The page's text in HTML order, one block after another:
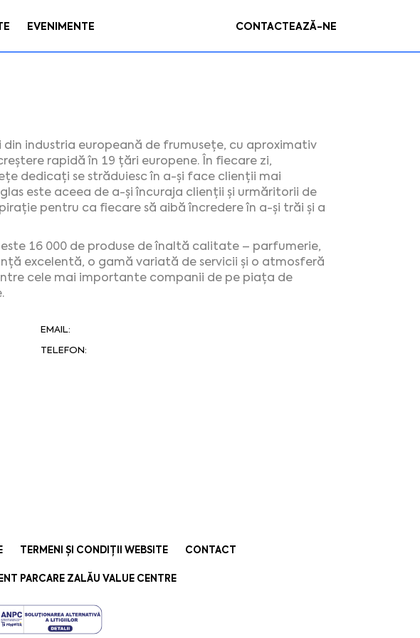
EVENIMENTE CONTACTEAZĂ-NE
industria europeană de frumusețe, cu aproximativ
rapidă în 19 țări europene. În fiecare zi,
dedicați se străduiesc în a-și face clienții mai
este aceea de a-și încuraja clienții și urmăritorii de
pentru ca fiecare să aibă încredere în a-și trăi și a
16 000 de produse de înaltă calitate – parfumerie,
excelentă, o gamă variată de servicii și o atmosferă
cele mai importante companii de pe piața de
EMAIL:
TELEFON:
TERMENI ȘI CONDIȚII WEBSITE CONTACT
PARCARE ZALĂU VALUE CENTRE